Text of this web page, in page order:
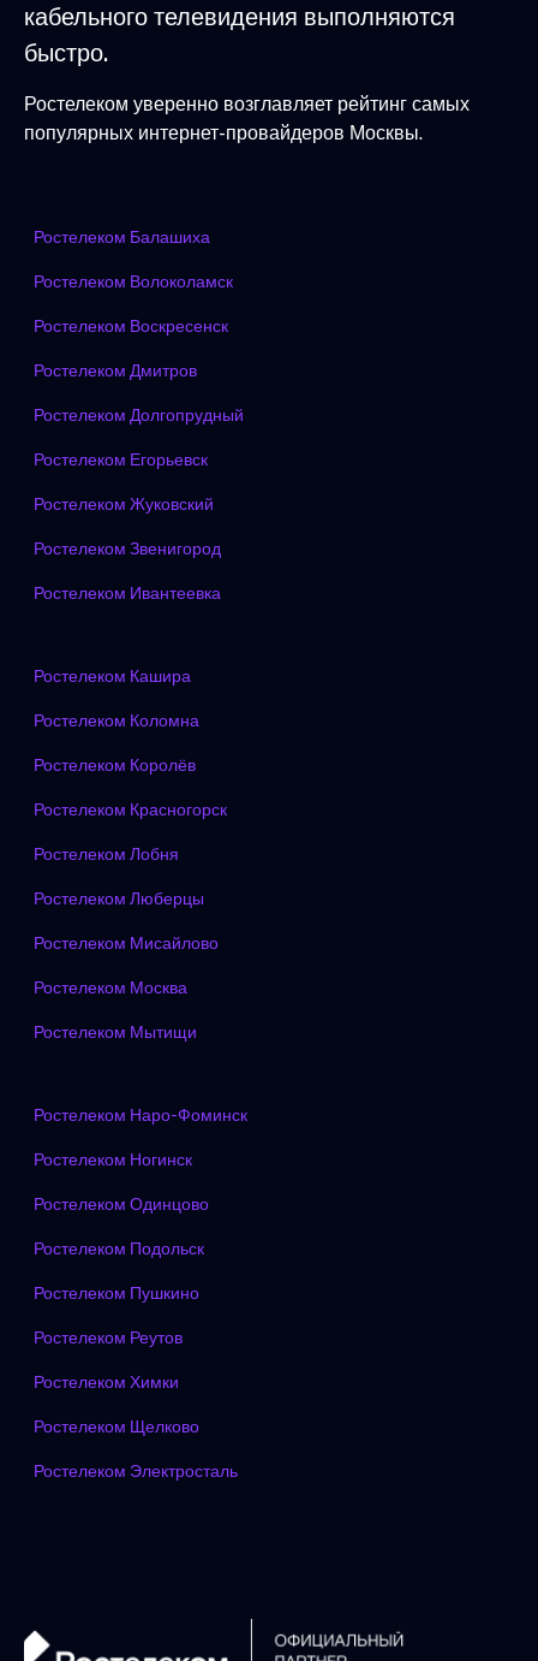
кабельного телевидения выполняются
быстро.
Ростелеком уверенно возглавляет рейтинг самых
популярных интернет-провайдеров Москвы.
Ростелеком Балашиха
Ростелеком Волоколамск
Ростелеком Воскресенск
Ростелеком Дмитров
Ростелеком Долгопрудный
Ростелеком Егорьевск
Ростелеком Жуковский
Ростелеком Звенигород
Ростелеком Ивантеевка
Ростелеком Кашира
Ростелеком Коломна
Ростелеком Королёв
Ростелеком Красногорск
Ростелеком Лобня
Ростелеком Люберцы
Ростелеком Мисайлово
Ростелеком Москва
Ростелеком Мытищи
Ростелеком Наро-Фоминск
Ростелеком Ногинск
Ростелеком Одинцово
Ростелеком Подольск
Ростелеком Пушкино
Ростелеком Реутов
Ростелеком Химки
Ростелеком Щелково
Ростелеком Электросталь